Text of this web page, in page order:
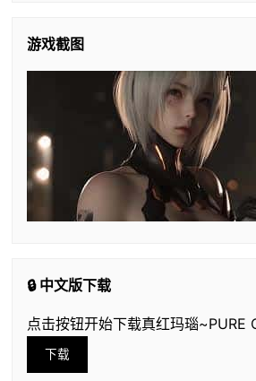
游戏截图
🔒 中文版下载
点击按钮开始下载真红玛瑙~PURE
下载